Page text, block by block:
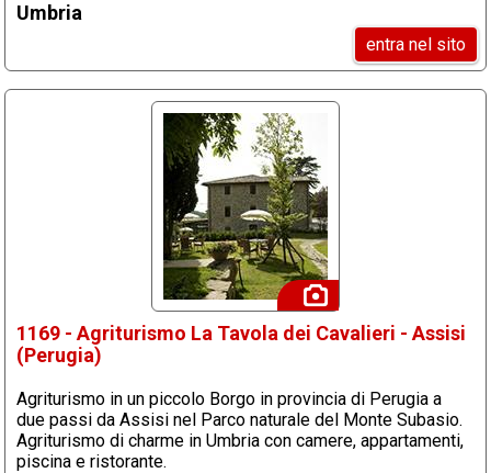
Umbria
entra nel sito
1169 - Agriturismo La Tavola dei Cavalieri - Assisi
(Perugia)
Agriturismo in un piccolo Borgo in provincia di Perugia a
due passi da Assisi nel Parco naturale del Monte Subasio.
Agriturismo di charme in Umbria con camere, appartamenti,
piscina e ristorante.